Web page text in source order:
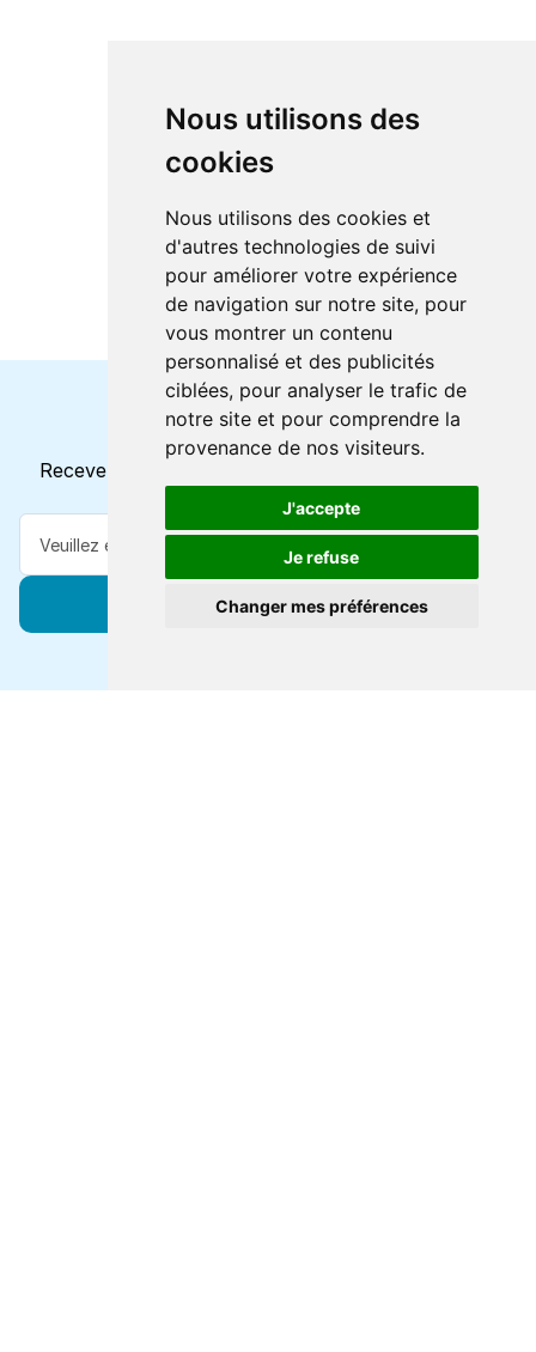
Nous utilisons des
cookies
Nous utilisons des cookies et
d'autres technologies de suivi
pour améliorer votre expérience
de navigation sur notre site, pour
vous montrer un contenu
personnalisé et des publicités
ciblées, pour analyser le trafic de
notre site et pour comprendre la
provenance de nos visiteurs.
J'accepte
Je refuse
Changer mes préférences
Horaires et offres actuels
Recevez toutes les mises à jour dans votre e-mail
S'abonner